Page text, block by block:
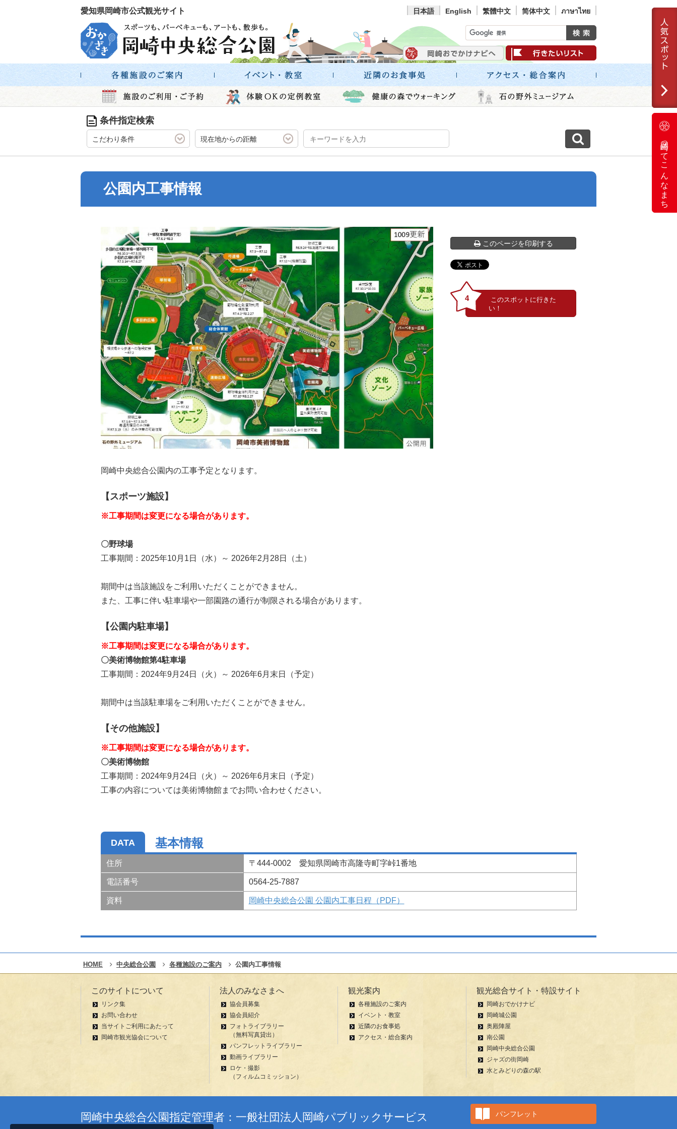
愛知県岡崎市公式観光サイト 日本語 English 繁體中文 简体中文 ภาษาไทย
岡崎ってこんなまち
条件指定検索
こだわり条件 現在地からの距離
公園内工事情報
岡崎中央総合公園内の工事予定となります。
【スポーツ施設】
※工事期間は変更になる場合があります。
〇野球場
工事期間：2025年10月1日（水）～ 2026年2月28日（土）
期間中は当該施設をご利用いただくことができません。
また、工事に伴い駐車場や一部園路の通行が制限される場合があります。
【公園内駐車場】
※工事期間は変更になる場合があります。
〇美術博物館第4駐車場
工事期間：2024年9月24日（火）～ 2026年6月末日（予定）
期間中は当該駐車場をご利用いただくことができません。
【その他施設】
※工事期間は変更になる場合があります。
〇美術博物館
工事期間：2024年9月24日（火）～ 2026年6月末日（予定）
工事の内容については美術博物館までお問い合わせください。
このページを印刷する
4
DATA 基本情報
住所 〒444-0002 愛知県岡崎市高隆寺町字峠1番地
電話番号 0564-25-7887
資料 岡崎中央総合公園 公園内工事日程（PDF）
HOME 中央総合公園 各種施設のご案内 公園内工事情報
このサイトについて
リンク集
お問い合わせ
当サイトご利用にあたって
岡崎市観光協会について
法人のみなさまへ
協会員募集
協会員紹介
フォトライブラリー
（無料写真貸出）
パンフレットライブラリー
動画ライブラリー
ロケ・撮影
（フィルムコミッション）
観光案内
各種施設のご案内
イベント・教室
近隣のお食事処
アクセス・総合案内
観光総合サイト・特設サイト
岡崎おでかけナビ
岡崎城公園
奥殿陣屋
南公園
岡崎中央総合公園
ジャズの街岡崎
水とみどりの森の駅
岡崎中央総合公園指定管理者：一般社団法人岡崎パブリックサービス パンフレット